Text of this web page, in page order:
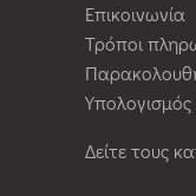
Επικοινωνία
Τρόποι
Δείτε τους